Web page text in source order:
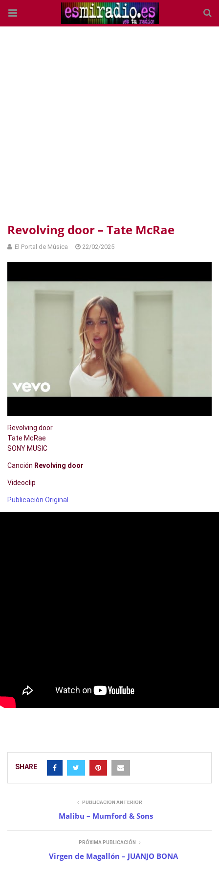
Revolving door – Tate McRae
El Portal de Música 22/02/2025
Revolving door
Tate McRae
SONY MUSIC
Canción Revolving door
Videoclip
Publicación Original
SHARE
PUBLICACIÓN ANTERIOR
Malibu – Mumford & Sons
PRÓXIMA PUBLICACIÓN
Virgen de Magallón – JUANJO BONA